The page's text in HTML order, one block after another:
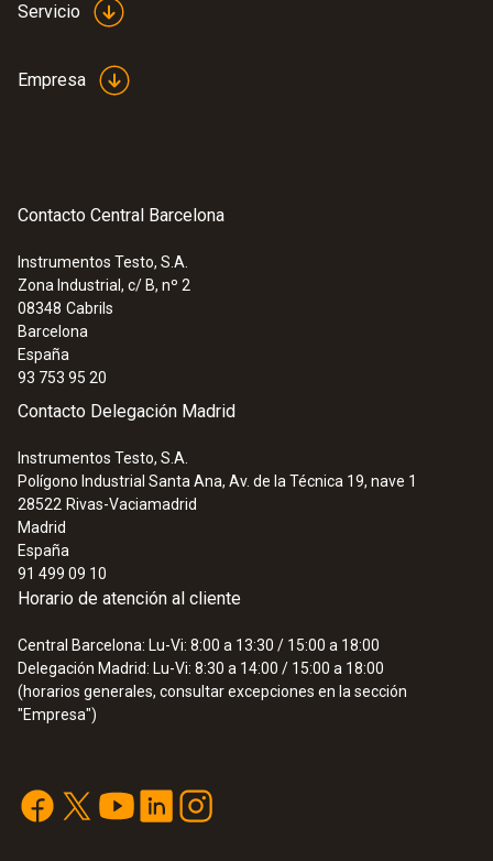
:0572 9320
0572 9310
Servicio
Empresa
Contacto Central Barcelona
Instrumentos Testo, S.A.
Zona Industrial, c/ B, nº 2
08348 Cabrils
Barcelona
España
93 753 95 20
Contacto Delegación Madrid
Instrumentos Testo, S.A.
Polígono Industrial Santa Ana, Av. de la Técnica 19, nave 1
28522 Rivas-Vaciamadrid
Madrid
España
91 499 09 10
Horario de atención al cliente
Central Barcelona: Lu-Vi: 8:00 a 13:30 / 15:00 a 18:00
Delegación Madrid: Lu-Vi: 8:30 a 14:00 / 15:00 a 18:00
(horarios generales, consultar excepciones en la sección
"Empresa")